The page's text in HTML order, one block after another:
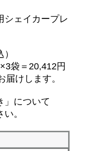
シェイカープレ
袋＝20,412円
届けします。
」について
。